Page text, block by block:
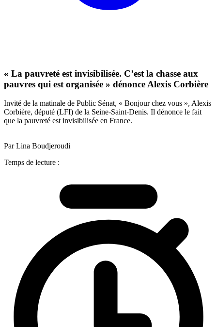
« La pauvreté est invisibilisée. C’est la chasse aux
pauvres qui est organisée » dénonce Alexis Corbière
Invité de la matinale de Public Sénat, « Bonjour chez vous », Alexis
Corbière, député (LFI) de la Seine-Saint-Denis. Il dénonce le fait
que la pauvreté est invisibilisée en France.
Par Lina Boudjeroudi
Temps de lecture :